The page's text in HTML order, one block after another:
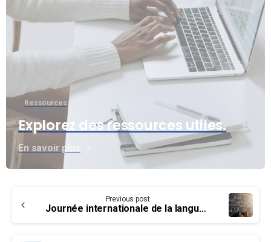
Ressources
Explorez des ressources utiles.
En savoir plus
Reading
Previous post
Journée internationale de la langue maternelle